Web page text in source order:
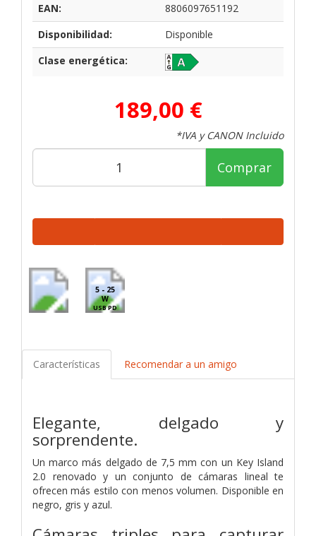
EAN:
8806097651192
Disponibilidad:
Disponible
Clase energética:
189,00 €
*IVA y CANON Incluido
Comprar
5 - 25
W
USB PD
Características Recomendar a un amigo
Elegante, delgado y
sorprendente.
Un marco más delgado de 7,5 mm con un Key Island
2.0 renovado y un conjunto de cámaras lineal te
ofrecen más estilo con menos volumen. Disponible en
negro, gris y azul.